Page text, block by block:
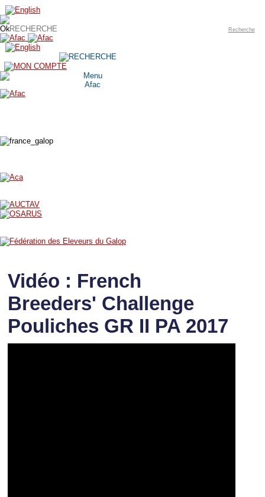
Recherche
Vidéo : French
Breeders' Challenge
Pouliches GR II PA 2017